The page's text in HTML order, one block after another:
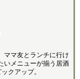
ママ友とランチに行け
いメニューが揃う居酒
クアップ。